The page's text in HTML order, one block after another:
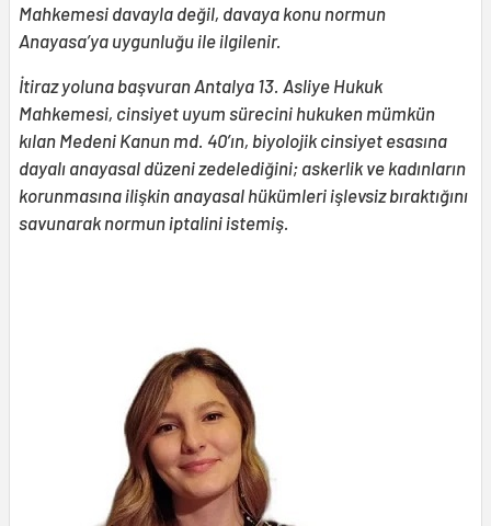
Mahkemesi davayla değil, davaya konu normun
Anayasa’ya uygunluğu ile ilgilenir.
İtiraz yoluna başvuran Antalya 13. Asliye Hukuk
Mahkemesi, cinsiyet uyum sürecini hukuken mümkün
kılan Medeni Kanun md. 40’ın, biyolojik cinsiyet esasına
dayalı anayasal düzeni zedelediğini; askerlik ve kadınların
korunmasına ilişkin anayasal hükümleri işlevsiz bıraktığını
savunarak normun iptalini istemiş.